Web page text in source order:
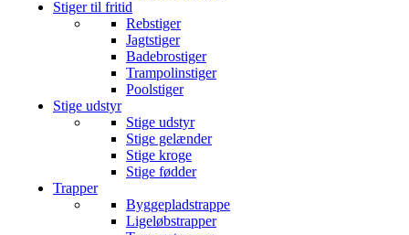
Stiger til fritid
Rebstiger
Jagtstiger
Badebrostiger
Trampolinstiger
Poolstiger
Stige udstyr
Stige udstyr
Stige gelænder
Stige kroge
Stige fødder
Trapper
Byggepladstrappe
Ligeløbstrapper